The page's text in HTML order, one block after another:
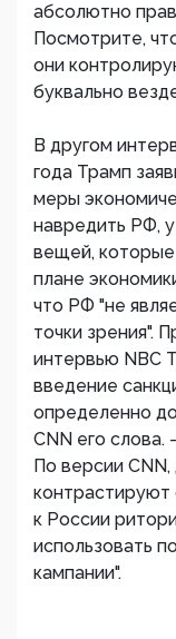
абсолютно
Посмотрите,
они
буквально
В другом
года Трамп
меры
навредить РФ,
вещей,
плане
что РФ "не
точки зрения".
интервью NBC
введение
определенно
CNN его
По версии CNN,
к России
использовать
кампании".